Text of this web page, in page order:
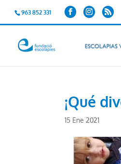
963 852 331
¡Qué
15 Ene 2021